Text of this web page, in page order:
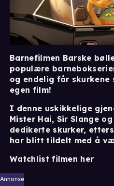
Barnefilmen Barske
populære
og endelig får
egen film!
I denne uskikkelige
Mister Hai, Sir Slange
dedikerte skurker,
har blitt tildelt med å
Watchlist filmen her
Annonse